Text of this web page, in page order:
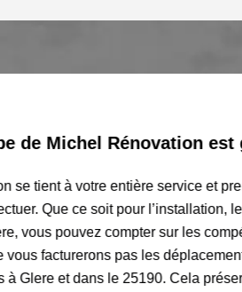
Michel Rénovation est
à votre entière service et prend
ce soit pour l’installation, le
pouvez compter sur les
pas les déplacements de
et dans le 25190. Cela préservera